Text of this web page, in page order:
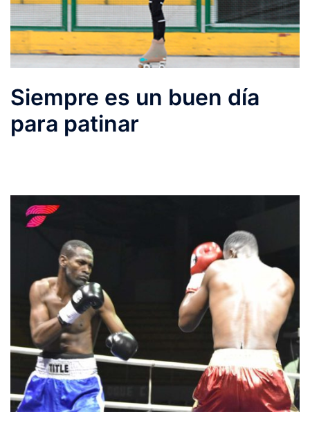
Siempre es un buen día
para patinar